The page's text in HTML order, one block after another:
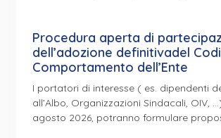
Procedura aperta di
dell’adozione definitivadel
Comportamento dell’Ente
I portatori di interesse ( es. dipendenti
all’Albo, Organizzazioni Sindacali, OIV,
agosto 2026, potranno formulare